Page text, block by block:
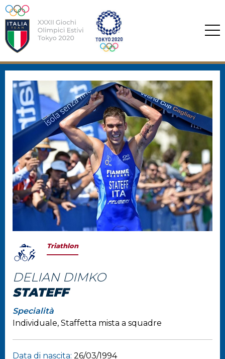
Triathlon
DELIAN DIMKO
STATEFF
Specialità
Individuale, Staffetta mista a squadre
Data di nascita: 26/03/1994